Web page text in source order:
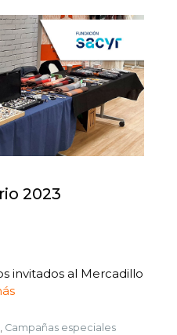
2023
invitados al Mercadillo
Campañas especiales